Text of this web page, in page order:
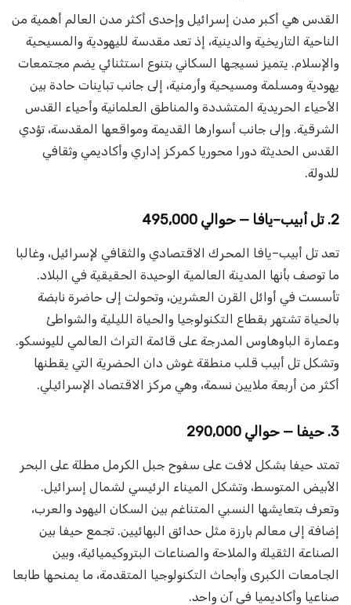
القدس هي أكبر مدن إسرائيل وإحدى أكثر مدن العالم أهمية من
الناحية التاريخية والدينية، إذ تعد مقدسة لليهودية والمسيحية
والإسلام. يتميز نسيجها السكاني بتنوع استثنائي يضم مجتمعات
يهودية ومسلمة ومسيحية وأرمنية، إلى جانب تباينات حادة بين
الأحياء الحريدية المتشددة والمناطق العلمانية وأحياء القدس
الشرقية. وإلى جانب أسوارها القديمة ومواقعها المقدسة، تؤدي
القدس الحديثة دورا محوريا كمركز إداري وأكاديمي وثقافي
للدولة.
2. تل أبيب–يافا — حوالي 495,000
تعد تل أبيب–يافا المحرك الاقتصادي والثقافي لإسرائيل، وغالبا
ما توصف بأنها المدينة العالمية الوحيدة الحقيقية في البلاد.
تأسست في أوائل القرن العشرين، وتحولت إلى حاضرة نابضة
بالحياة تشتهر بقطاع التكنولوجيا والحياة الليلية والشواطئ
وعمارة الباوهاوس المدرجة على قائمة التراث العالمي لليونسكو.
وتشكل تل أبيب قلب منطقة غوش دان الحضرية التي يقطنها
أكثر من أربعة ملايين نسمة، وهي مركز الاقتصاد الإسرائيلي.
3. حيفا — حوالي 290,000
تمتد حيفا بشكل لافت على سفوح جبل الكرمل مطلة على البحر
الأبيض المتوسط، وتشكل الميناء الرئيسي لشمال إسرائيل.
وتعرف بتعايشها النسبي المتناغم بين السكان اليهود والعرب،
إضافة إلى معالم بارزة مثل حدائق البهائيين. تجمع حيفا بين
الصناعة الثقيلة والملاحة والصناعات البتروكيميائية، وبين
الجامعات الكبرى وأبحاث التكنولوجيا المتقدمة، ما يمنحها طابعا
صناعيا وأكاديميا في آن واحد.